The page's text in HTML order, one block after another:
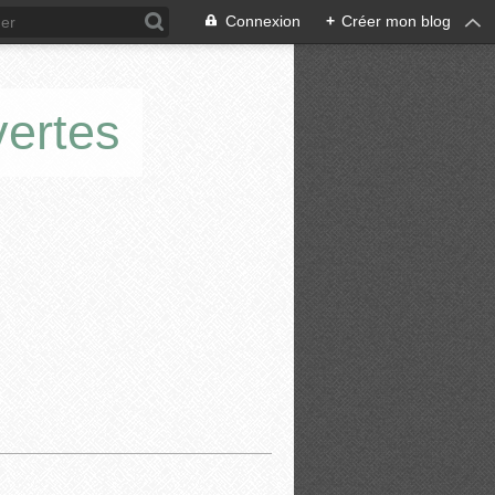
Connexion + Créer mon blog